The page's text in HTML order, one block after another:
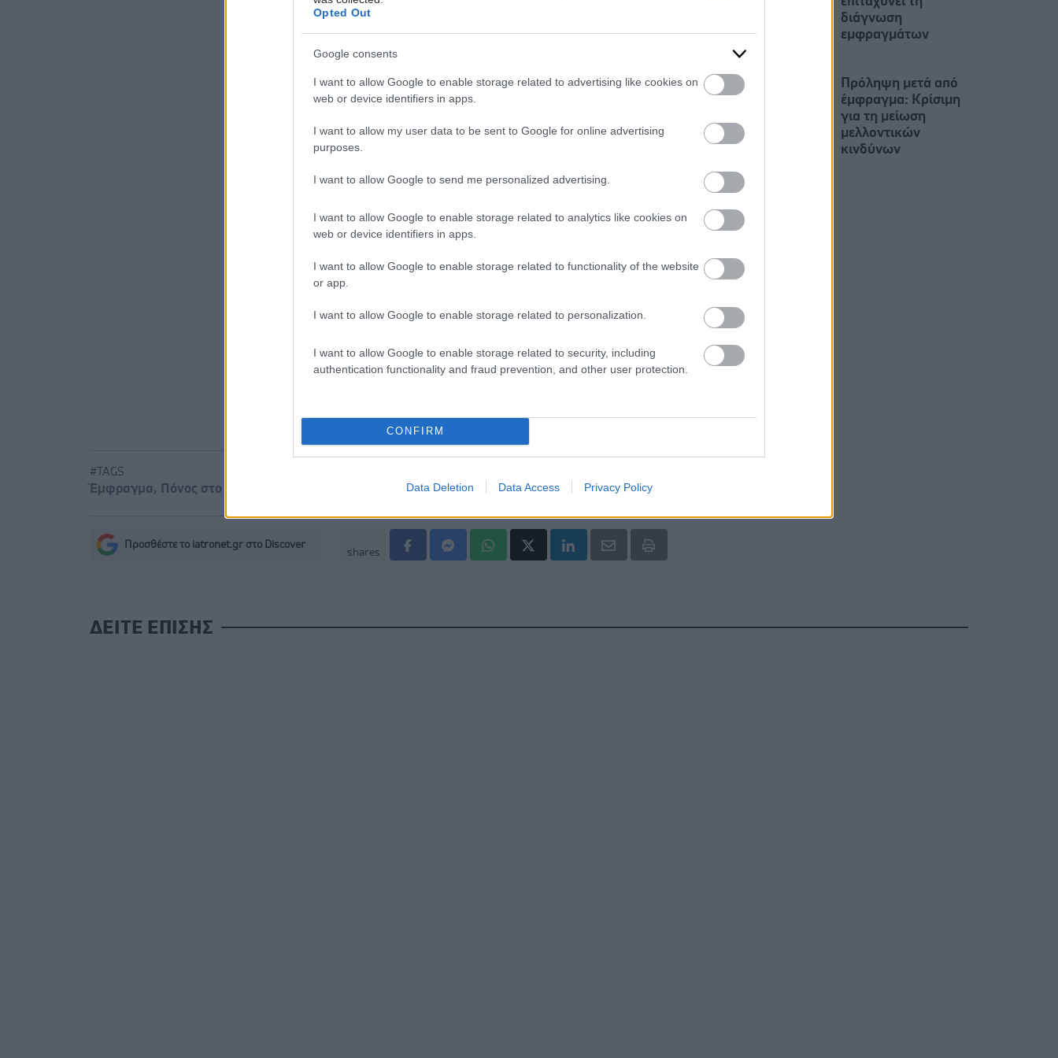
Opted Out
Google consents
I want to allow Google to enable storage related to advertising like cookies on
web or device identifiers in apps.
I want to allow my user data to be sent to Google for online advertising
purposes.
I want to allow Google to send me personalized advertising.
I want to allow Google to enable storage related to analytics like cookies on
web or device identifiers in apps.
I want to allow Google to enable storage related to functionality of the website
or app.
I want to allow Google to enable storage related to personalization.
I want to allow Google to enable storage related to security, including
authentication functionality and fraud prevention, and other user protection.
CONFIRM
Data Deletion Data Access Privacy Policy
τα ανακαλύπτουμε μόνο μετά, με ηλεκτροκαρδιογράφημα.
Πρέπει να δράσετε γρήγορα αν πιστεύετε ότι παθαίνετε
έμφραγμα. Ζητήστε αμέσως βοήθεια, και μην περιμένετε να
δείτε αν τα συμπτώματα θα υποχωρήσουν από μόνα τους. Όσο
πιο γρήγορα μεταφερθείτε στο νοσοκομείο, τόσο περισσότερες
Προσθέστε το iatronet.gr στο Discover
Διευθέτηση των αποζημιώσεων των Στρατιωτικών Ιατρών μετά
Διαταραχή μετατραυματικού στρες: Ουσία της ιατρικής
νερού στη Σίβηρη
#TAGS
Έμφραγμα, Πόνος στο στήθος - μασταλγία
Προσθέστε το iatronet.gr στο Discover
shares
διάγνωση
εμφραγμάτων
Πρόληψη μετά από
έμφραγμα: Κρίσιμη
για τη μείωση
μελλοντικών
κινδύνων
ΔΕΙΤΕ ΕΠΙΣΗΣ